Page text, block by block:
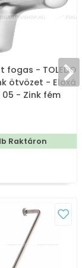
fogas - TOLEDO
ötvözet - Eloxált
- Zink fém
Raktáron